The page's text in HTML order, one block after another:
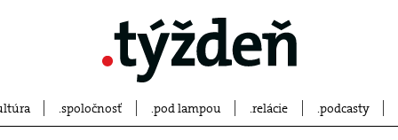
spoločnosť pod lampou relácie podcasty